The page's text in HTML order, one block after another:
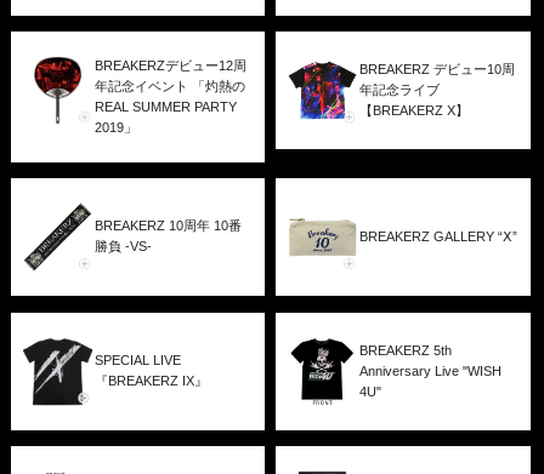
BREAKERZデビュー12周
年記念イベント 「灼熱の
REAL SUMMER PARTY
2019」
BREAKERZ デビュー10周
年記念ライブ
【BREAKERZ X】
BREAKERZ 10周年 10番
勝負 -VS-
BREAKERZ GALLERY “Ⅹ”
SPECIAL LIVE
『BREAKERZ IX』
BREAKERZ 5th
Anniversary Live "WISH
4U"